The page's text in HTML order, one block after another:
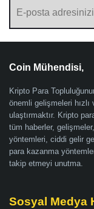
Coin Mühendisi,
Kripto Para
önemli gelişmeleri
ulaştırmaktır. Kripto
tüm haberler,
yöntemleri, ciddi gelir
para kazanma
takip etmeyi unutma.
Sosyal Medya